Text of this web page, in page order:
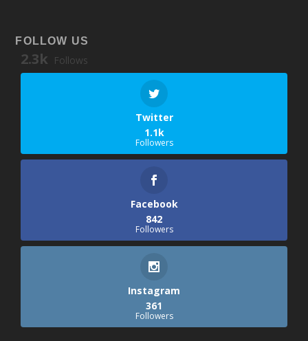
FOLLOW US
2.3k Follows
Twitter
1.1k
Followers
Facebook
842
Followers
Instagram
361
Followers